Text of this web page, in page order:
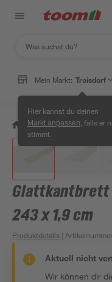
Mein Markt: Troisdorf
Hier kannst du deinen
Markt anpassen , falls er
stimmt.
/ Bauen & Renovieren /
Glattkantbrett
243 x 1,9 cm
Produktdetails | Artikelnummer
Aktuell nicht
Wir können dir